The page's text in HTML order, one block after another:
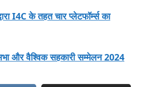
I4C के तहत चार प्लेटफॉर्म्स का
और वैश्विक सहकारी सम्मेलन 2024